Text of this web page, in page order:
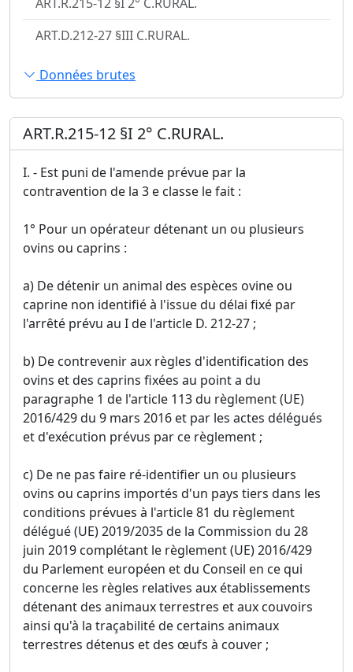
ART.D.212-27 §III C.RURAL.
Données brutes
ART.R.215-12 §I 2° C.RURAL.
I. - Est puni de l'amende prévue par la
contravention de la 3 e classe le fait :
1° Pour un opérateur détenant un ou plusieurs
ovins ou caprins :
a) De détenir un animal des espèces ovine ou
caprine non identifié à l'issue du délai fixé par
l'arrêté prévu au I de l'article D. 212-27 ;
b) De contrevenir aux règles d'identification des
ovins et des caprins fixées au point a du
paragraphe 1 de l'article 113 du règlement (UE)
2016/429 du 9 mars 2016 et par les actes délégués
et d'exécution prévus par ce règlement ;
c) De ne pas faire ré-identifier un ou plusieurs
ovins ou caprins importés d'un pays tiers dans les
conditions prévues à l'article 81 du règlement
délégué (UE) 2019/2035 de la Commission du 28
juin 2019 complétant le règlement (UE) 2016/429
du Parlement européen et du Conseil en ce qui
concerne les règles relatives aux établissements
détenant des animaux terrestres et aux couvoirs
ainsi qu'à la traçabilité de certains animaux
terrestres détenus et des œufs à couver ;